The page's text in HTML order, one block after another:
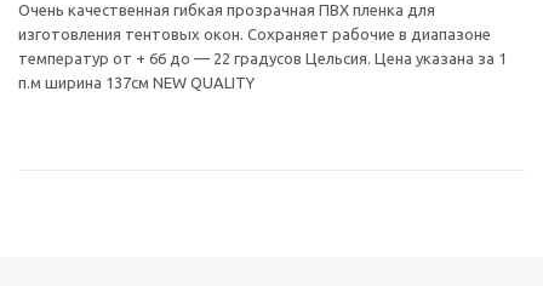
Очень качественная гибкая прозрачная ПВХ пленка для
изготовления тентовых окон. Сохраняет рабочие в диапазоне
температур от + 66 до — 22 градусов Цельсия. Цена указана за 1
п.м ширина 137см NEW QUALITY